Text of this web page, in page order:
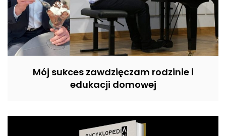
Mój sukces zawdzięczam rodzinie i
edukacji domowej